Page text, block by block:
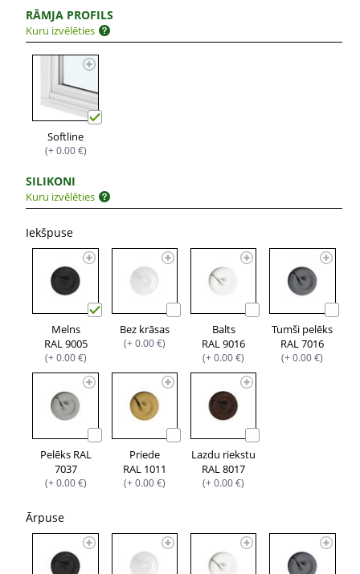
RĀMJA PROFILS
Kuru izvēlēties
Softline
(+ 0.00 €)
SILIKONI
Kuru izvēlēties
Iekšpuse
Melns
RAL 9005
(+ 0.00 €)
Bez krāsas
(+ 0.00 €)
Balts
RAL 9016
(+ 0.00 €)
Tumši pelēks
RAL 7016
(+ 0.00 €)
Pelēks RAL
7037
(+ 0.00 €)
Priede
RAL 1011
(+ 0.00 €)
Lazdu riekstu
RAL 8017
(+ 0.00 €)
Ārpuse